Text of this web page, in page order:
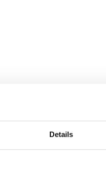
Details
2-punts, M 3 x 1,5
met
plafond lichtbundel
2-
Voor
indicator. Eenvoudige